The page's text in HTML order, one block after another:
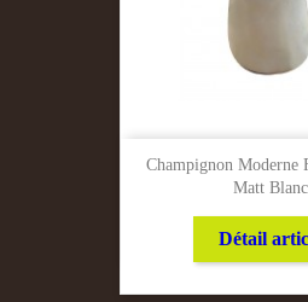
Champignon Moderne
Matt Blanc
Détail